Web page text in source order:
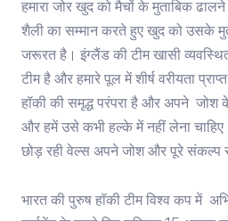
हमारा जोर खुद को मैचों के मुताबिक ढालने
शैली का सम्मान करते हुए खुद को उसके
जरूरत है। इंग्लैंड की टीम खासी
टीम है और हमारे पूल में शीर्ष वरीयता
हॉकी की समृद्ध परंपरा है और अपने
और हमें उसे कभी हल्के में नहीं लेना चाहिए।
छोड़ रही वेल्स अपने जोश और पूरे संकल्प
भारत की पुरुष हॉकी टीम विश्व कप में